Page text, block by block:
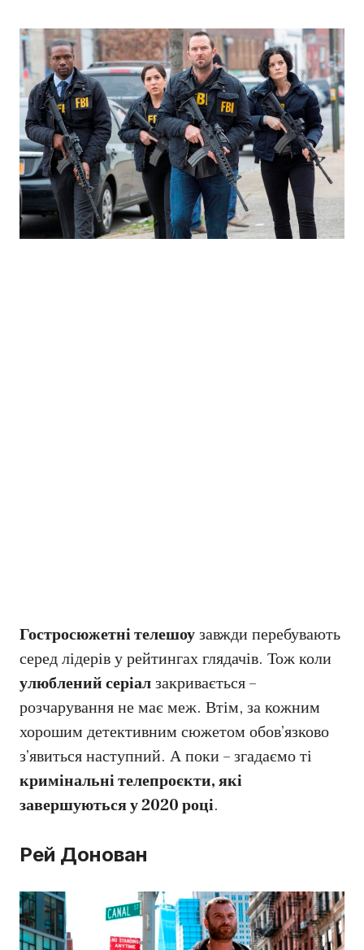
Гостросюжетні телешоузавжди перебувають
серед лідерів у рейтингах глядачів. Тож коли
улюблений серіалзакривається –
розчарування не має меж. Втім, за кожним
хорошим детективним сюжетом обов’язково
з’явиться наступний. А поки – згадаємо ті
кримінальні телепроєкти, які
завершуються у 2020 році.
Рей Донован